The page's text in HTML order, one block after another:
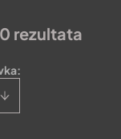
rezultata